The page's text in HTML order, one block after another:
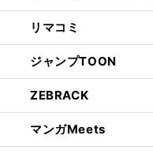
リマコミ
ジャンプTOON
ZEBRACK
マンガMeets